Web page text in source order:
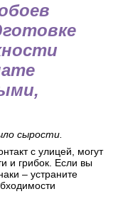
сырости.
с улицей, могут
и грибок. Если вы
– устраните